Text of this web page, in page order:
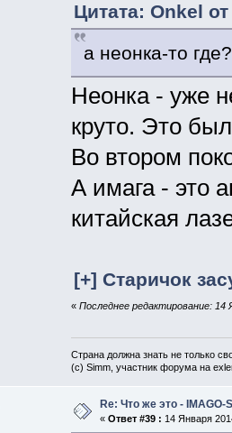
Цитата: Onkel
а неонка-то где?
Неонка - уже
круто. Это
Во втором
А имага - это
китайская
[+] Старичок
« Последнее редактирование: 14
Страна должна знать не только
(c) Simm, участник форума на
Re: Что же это - IMAGO-
« Ответ #39 : 14 Января